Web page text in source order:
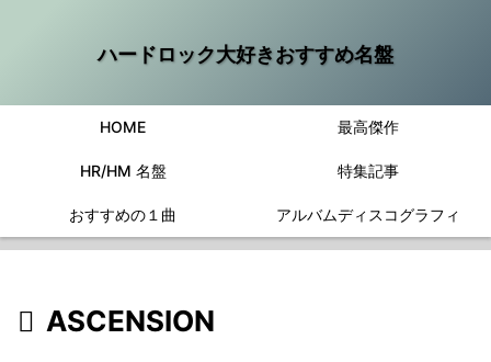
ハードロック大好きおすすめ名盤
HOME 最高傑作
HR/HM 名盤 特集記事
おすすめの１曲 アルバムディスコグラフィ
ASCENSION